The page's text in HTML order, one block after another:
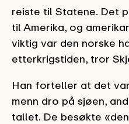
reiste til Statene. Det
til Amerika, og
viktig var den norske
etterkrigstiden, tror
Han forteller at det
menn dro på sjøen,
tallet. De besøkte